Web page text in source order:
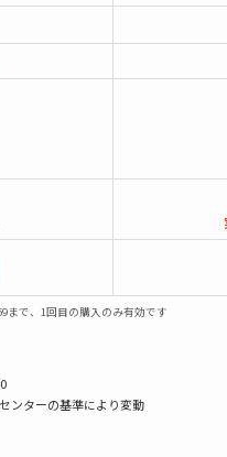
まで、1回目の購入のみ有効です
ンターの基準により変動